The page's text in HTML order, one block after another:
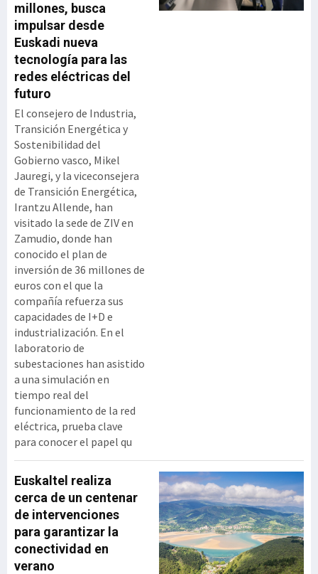
millones, busca
impulsar desde
Euskadi nueva
tecnología para las
redes eléctricas del
futuro
El consejero de Industria,
Transición Energética y
Sostenibilidad del
Gobierno vasco, Mikel
Jauregi, y la viceconsejera
de Transición Energética,
Irantzu Allende, han
visitado la sede de ZIV en
Zamudio, donde han
conocido el plan de
inversión de 36 millones de
euros con el que la
compañía refuerza sus
capacidades de I+D e
industrialización. En el
laboratorio de
subestaciones han asistido
a una simulación en
tiempo real del
funcionamiento de la red
eléctrica, prueba clave
para conocer el papel qu
Euskaltel realiza
cerca de un centenar
de intervenciones
para garantizar la
conectividad en
verano